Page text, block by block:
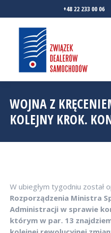
+48 22 233 00 06
WOJNA Z
KOLEJNY KROK.
W ubiegłym tygodniu został
Rozporządzenia Ministra
Administracji w sprawie
którym w par. 13